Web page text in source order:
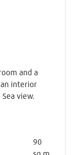
and a
interior
view.
90